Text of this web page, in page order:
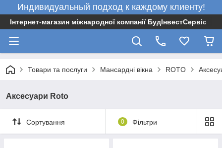
Индивидуальный подход к каждому клиенту!
Інтернет-магазин міжнародної компанії БудІнвестСервіс
Товари та послуги Мансардні вікна ROTO
Аксесуари Roto
Сортування 0 Фільтри